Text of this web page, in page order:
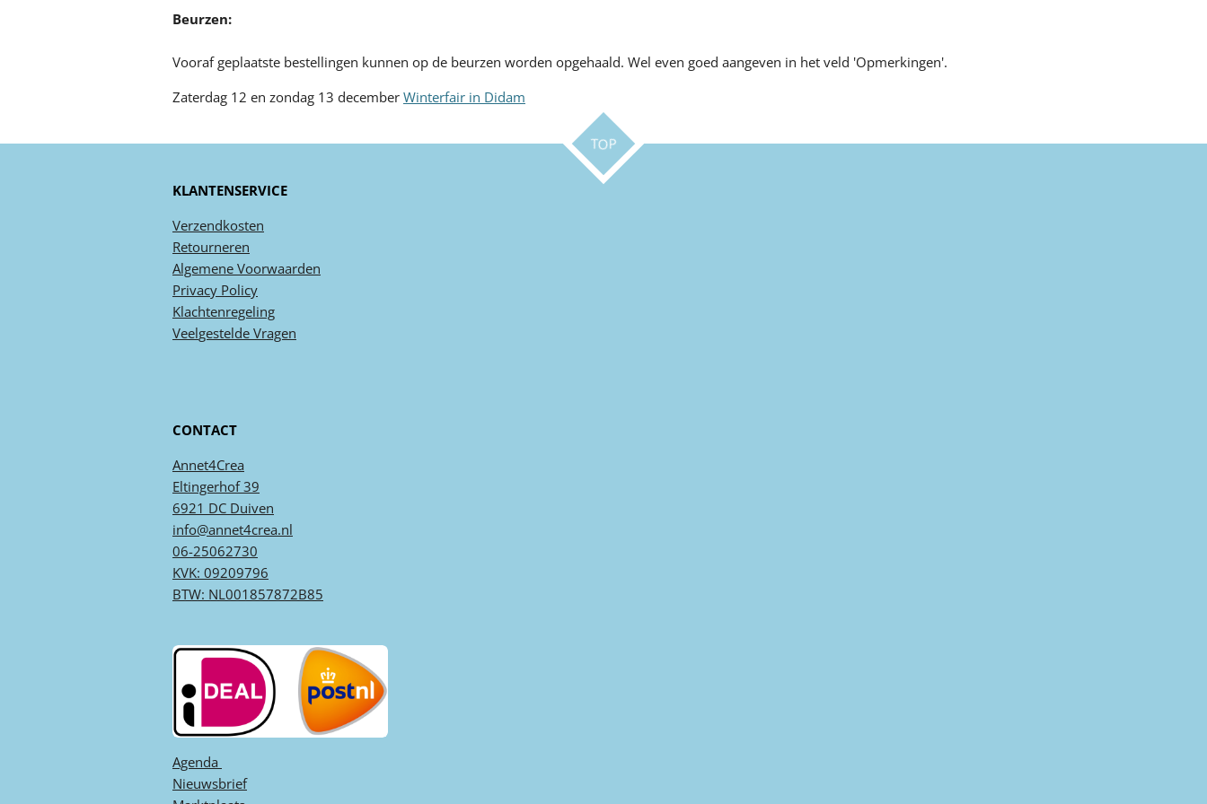
Beurzen:
Vooraf geplaatste bestellingen kunnen op de beurzen worden opgehaald. Wel even goed aangeven in het veld 'Opmerkingen'.
Zaterdag 12 en zondag 13 december Winterfair in Didam
TOP
KLANTENSERVICE
Verzendkosten
Retourneren
Algemene Voorwaarden
Privacy Policy
Klachtenregeling
Veelgestelde Vragen
CONTACT
Annet4Crea
Eltingerhof 39
6921 DC Duiven
info@annet4crea.nl
06-25062730
KVK: 09209796
BTW: NL001857872B85
Agenda ​
Nieuwsbrief